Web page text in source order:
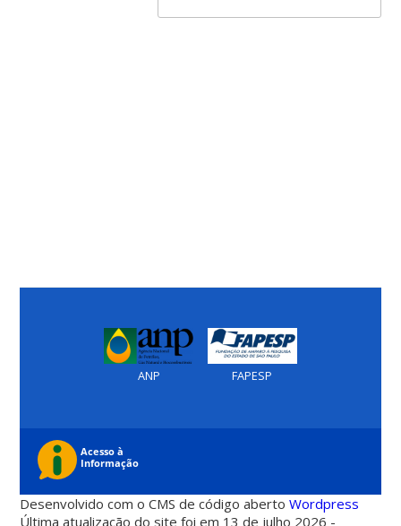
ANP FAPESP
Desenvolvido com o CMS de código abertoWordpress
Última atualização do site foi em 13 de julho 2026 -